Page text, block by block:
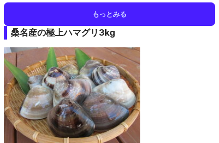
もっとみる
桑名産の極上ハマグリ3kg